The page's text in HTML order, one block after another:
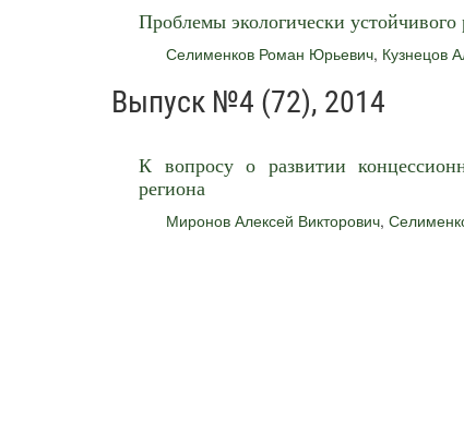
Проблемы экологически устойчивого
Селименков Роман Юрьевич, Кузнецов
Выпуск №4 (72), 2014
К вопросу о развитии
региона
Миронов Алексей Викторович,